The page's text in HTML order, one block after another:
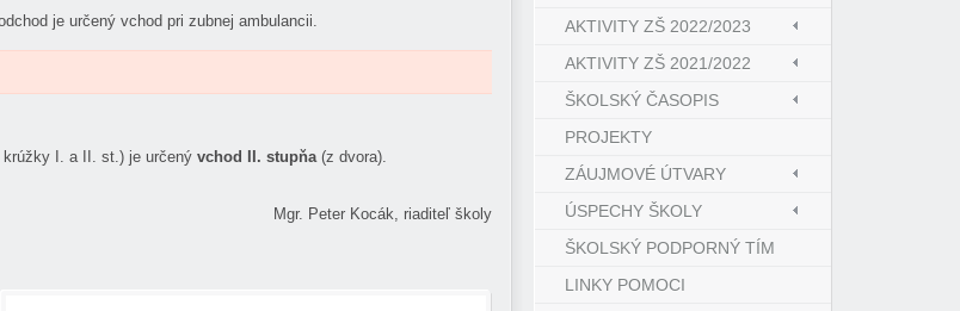
je určený vchod pri zubnej ambulancii.
krúžky I. a II. st.) je určený vchod II. stupňa(z dvora).
Mgr. Peter Kocák, riaditeľ školy
AKTIVITY ZŠ 2022/2023
AKTIVITY ZŠ 2021/2022
ŠKOLSKÝ ČASOPIS
PROJEKTY
ZÁUJMOVÉ ÚTVARY
ÚSPECHY ŠKOLY
ŠKOLSKÝ PODPORNÝ TÍM
LINKY POMOCI